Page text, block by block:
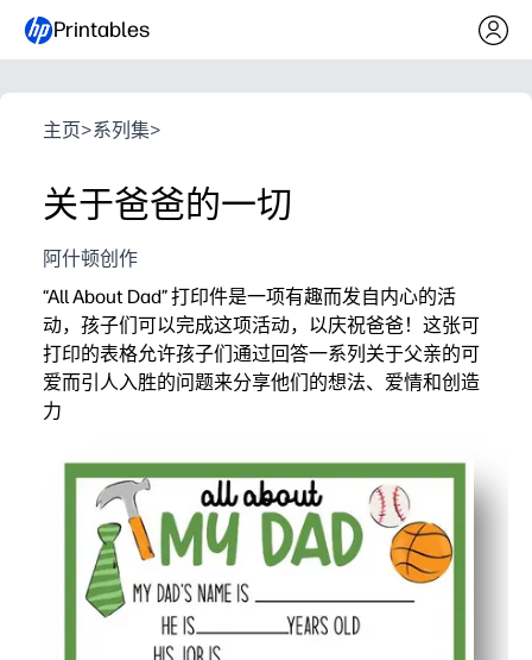
Printables
主页>系列集>
关于爸爸的一切
阿什顿创作
“All About Dad” 打印件是一项有趣而发自内心的活
动，孩子们可以完成这项活动，以庆祝爸爸！这张可
打印的表格允许孩子们通过回答一系列关于父亲的可
爱而引人入胜的问题来分享他们的想法、爱情和创造
力